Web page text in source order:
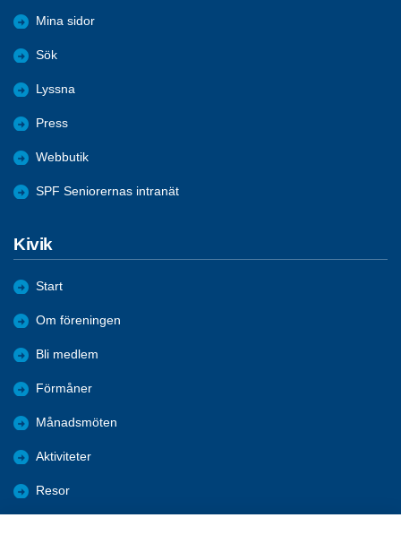
Mina sidor
Sök
Lyssna
Press
Webbutik
SPF Seniorernas intranät
Kivik
Start
Om föreningen
Bli medlem
Förmåner
Månadsmöten
Aktiviteter
Resor